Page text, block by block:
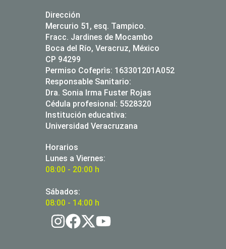
Dirección
Mercurio 51, esq. Tampico.
Fracc. Jardines de Mocambo
Boca del Río, Veracruz, México
CP 94299
Permiso Cofeprìs: 163301201A052
Responsable Sanitario:
Dra. Sonia Irma Fuster Rojas
Cédula profesional: 5528320
Institución educativa:
Universidad Veracruzana
Horarios
Lunes a Viernes:
08:00 - 20:00 h
Sábados:
08:00 - 14:00 h